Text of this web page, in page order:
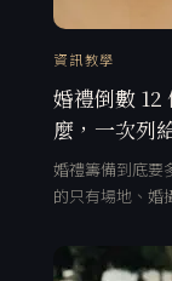
資訊教學
婚禮倒數 12
麼，一次列
婚禮籌備到底要
的只有場地、婚